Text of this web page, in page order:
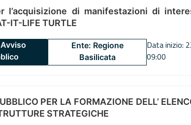
l’acquisizione di manifestazioni di
IT-LIFE TURTLE
Ente: Regione
Basilicata
Data inizio:
09:00
PER LA FORMAZIONE DELL’
STRATEGICHE